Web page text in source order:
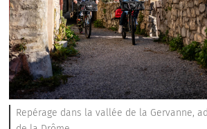
Repérage dans la vallée de la Gervanne,